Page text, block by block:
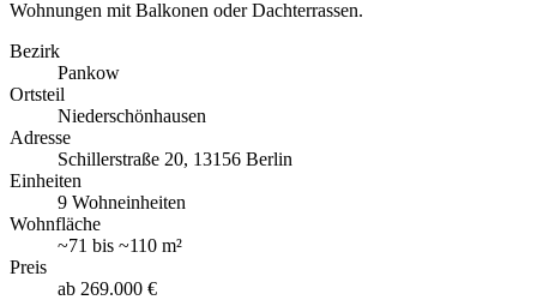
Wohnungen mit Balkonen oder Dachterrassen.
Bezirk
Pankow
Ortsteil
Niederschönhausen
Adresse
Schillerstraße 20, 13156 Berlin
Einheiten
9 Wohneinheiten
Wohnfläche
~71 bis ~110 m²
Preis
ab 269.000 €